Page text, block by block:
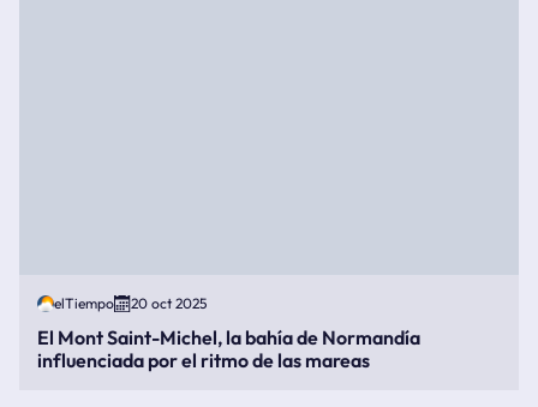
elTiempo 20 oct 2025
El Mont Saint-Michel, la bahía de Normandía
influenciada por el ritmo de las mareas